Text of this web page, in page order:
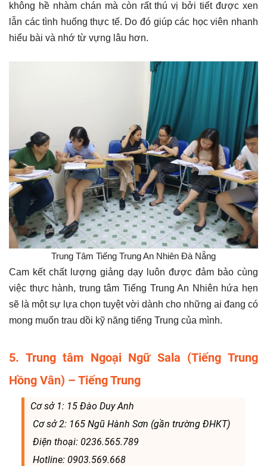
không hề nhàm chán mà còn rất thú vị bởi tiết được xen
lẫn các tình huống thực tế. Do đó giúp các học viên nhanh
hiểu bài và nhớ từ vựng lâu hơn.
Trung Tâm Tiếng Trung An Nhiên Đà Nẵng
Cam kết chất lượng giảng dạy luôn được đảm bảo cùng
việc thực hành, trung tâm Tiếng Trung An Nhiên hứa hẹn
sẽ là một sự lựa chọn tuyệt vời dành cho những ai đang có
mong muốn trau dồi kỹ năng tiếng Trung của mình.
5. Trung tâm Ngoại Ngữ Sala (Tiếng Trung
Hồng Vân) – Tiếng Trung
Cơ sở 1: 15 Đào Duy Anh
Cơ sở 2: 165 Ngũ Hành Sơn (gần trường ĐHKT)
Điện thoại: 0236.565.789
Hotline: 0903.569.668